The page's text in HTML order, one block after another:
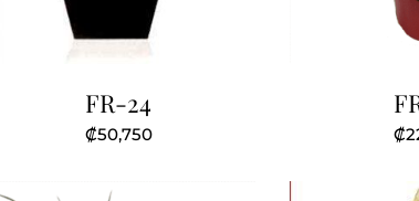
FR-24
₡50,750 ₡